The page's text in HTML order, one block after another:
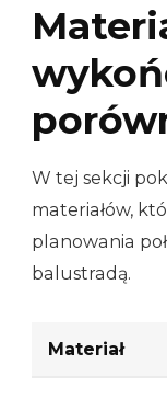
W tej sekcji
materiałów,
planowania
balustradą.
Materiał